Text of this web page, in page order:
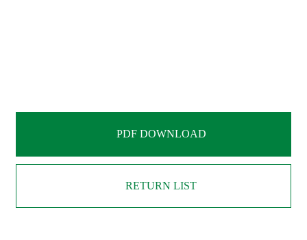
PDF DOWNLOAD
RETURN LIST